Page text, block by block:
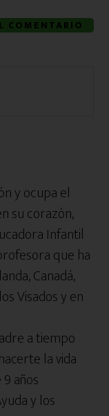
y ocupa el
su corazón,
Infantil
que ha
Canadá,
Visados y en
a tiempo
la vida
años
y los